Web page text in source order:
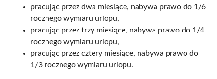
pracując przez dwa miesiące, nabywa prawo do 1/6
rocznego wymiaru urlopu,
pracując przez trzy miesiące, nabywa prawo do 1/4
rocznego wymiaru urlopu,
pracując przez cztery miesiące, nabywa prawo do
1/3 rocznego wymiaru urlopu.